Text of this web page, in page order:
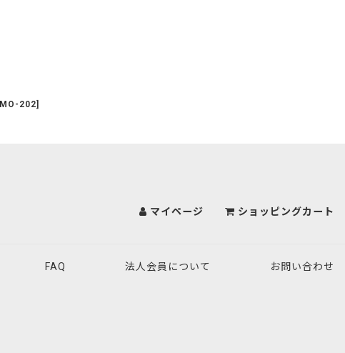
MO-202]
マイページ ショッピングカート
FAQ 法人会員について お問い合わせ